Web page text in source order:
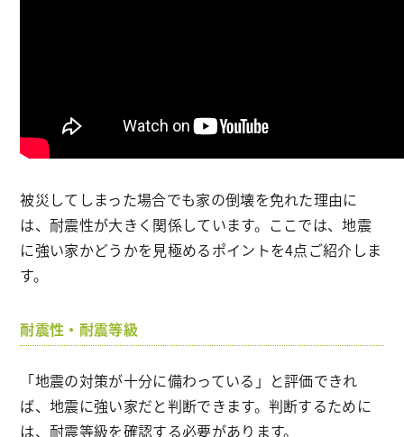
被災してしまった場合でも家の倒壊を免れた理由に
は、耐震性が大きく関係しています。ここでは、地震
に強い家かどうかを見極めるポイントを4点ご紹介しま
す。
耐震性・耐震等級
「地震の対策が十分に備わっている」と評価できれ
ば、地震に強い家だと判断できます。判断するために
は、耐震等級を確認する必要があります。